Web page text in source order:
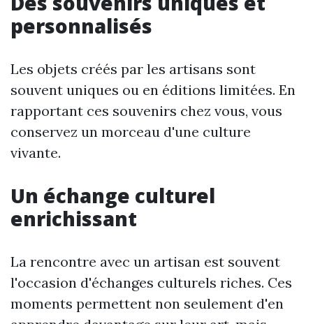
personnalisés
Les objets créés par les artisans sont
souvent uniques ou en éditions limitées. En
rapportant ces souvenirs chez vous, vous
conservez un morceau d'une culture
vivante.
Un échange culturel
enrichissant
La rencontre avec un artisan est souvent
l'occasion d'échanges culturels riches. Ces
moments permettent non seulement d'en